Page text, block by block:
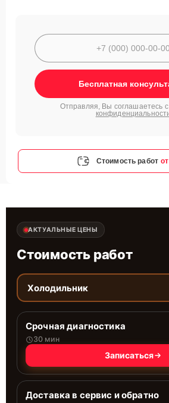
Бесплатная
Отправляя, Вы соглашаетесь с
Стоимость работ
АКТУАЛЬНЫЕ ЦЕНЫ
Стоимость работ
Холодильник
Срочная диагностика
30 мин
Записаться
Доставка в сервис и обратно